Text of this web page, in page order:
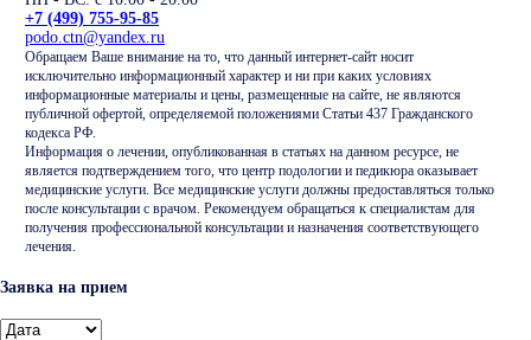
+7 (499) 755-95-85
podo.ctn@yandex.ru
Обращаем Ваше внимание на то, что данный интернет-сайт носит
исключительно информационный характер и ни при каких условиях
информационные материалы и цены, размещенные на сайте, не являются
публичной офертой, определяемой положениями Статьи 437 Гражданского
кодекса РФ.
Информация о лечении, опубликованная в статьях на данном ресурсе, не
является подтверждением того, что центр подологии и педикюра оказывает
медицинские услуги. Все медицинские услуги должны предоставляться только
после консультации с врачом. Рекомендуем обращаться к специалистам для
получения профессиональной консультации и назначения соответствующего
лечения.
Заявка на прием